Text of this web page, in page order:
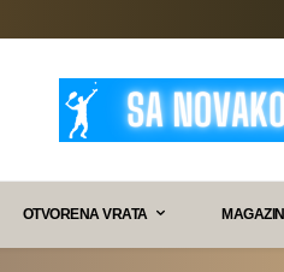
OTVORENA VRATA MAGAZIN